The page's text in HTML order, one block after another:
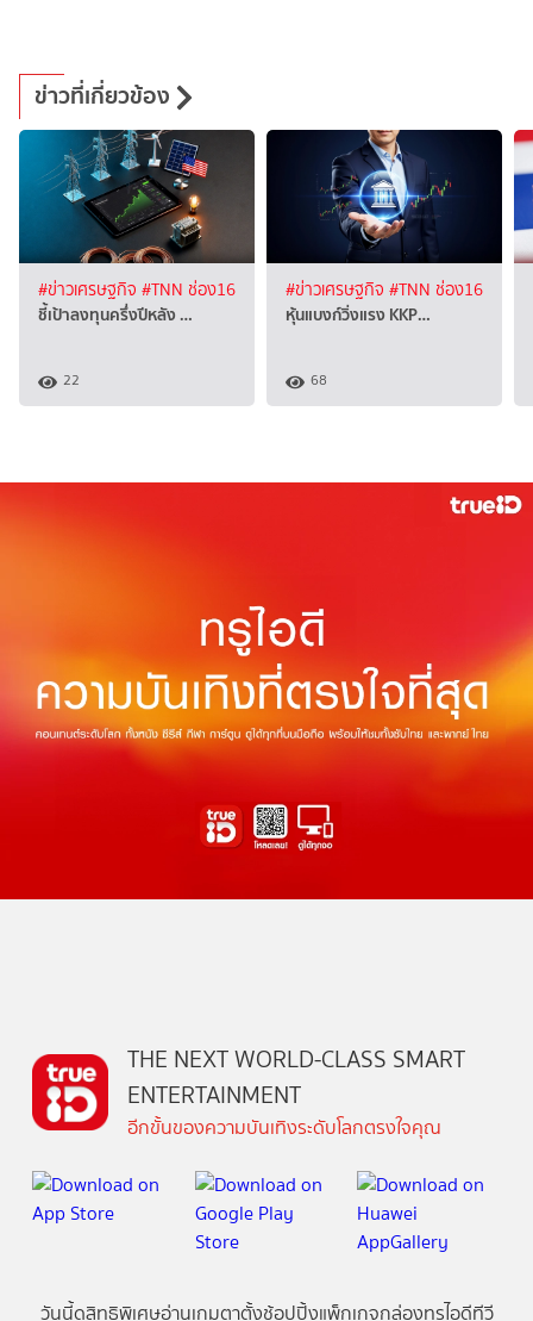
ข่าวที่เกี่ยวข้อง
#ข่าวเศรษฐกิจ #TNN ช่อง16
ชี้เป้าลงทุนครึ่งปีหลัง …
22
#ข่าวเศรษฐกิจ #TNN ช่อง16
หุ้นแบงก์วิ่งแรง KKP…
68
THE NEXT WORLD-CLASS SMART
ENTERTAINMENT
อีกขั้นของความบันเทิงระดับโลกตรงใจคุณ
วันนี้ดูสิทธิพิเศษอ่านเกมตาตั้งช้อปปิ้งแพ็กเกจกล่องทรูไอดีทีวี